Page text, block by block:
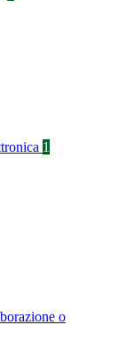
1
o